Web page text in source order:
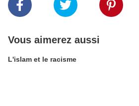
Vous aimerez aussi
L'islam et le racisme